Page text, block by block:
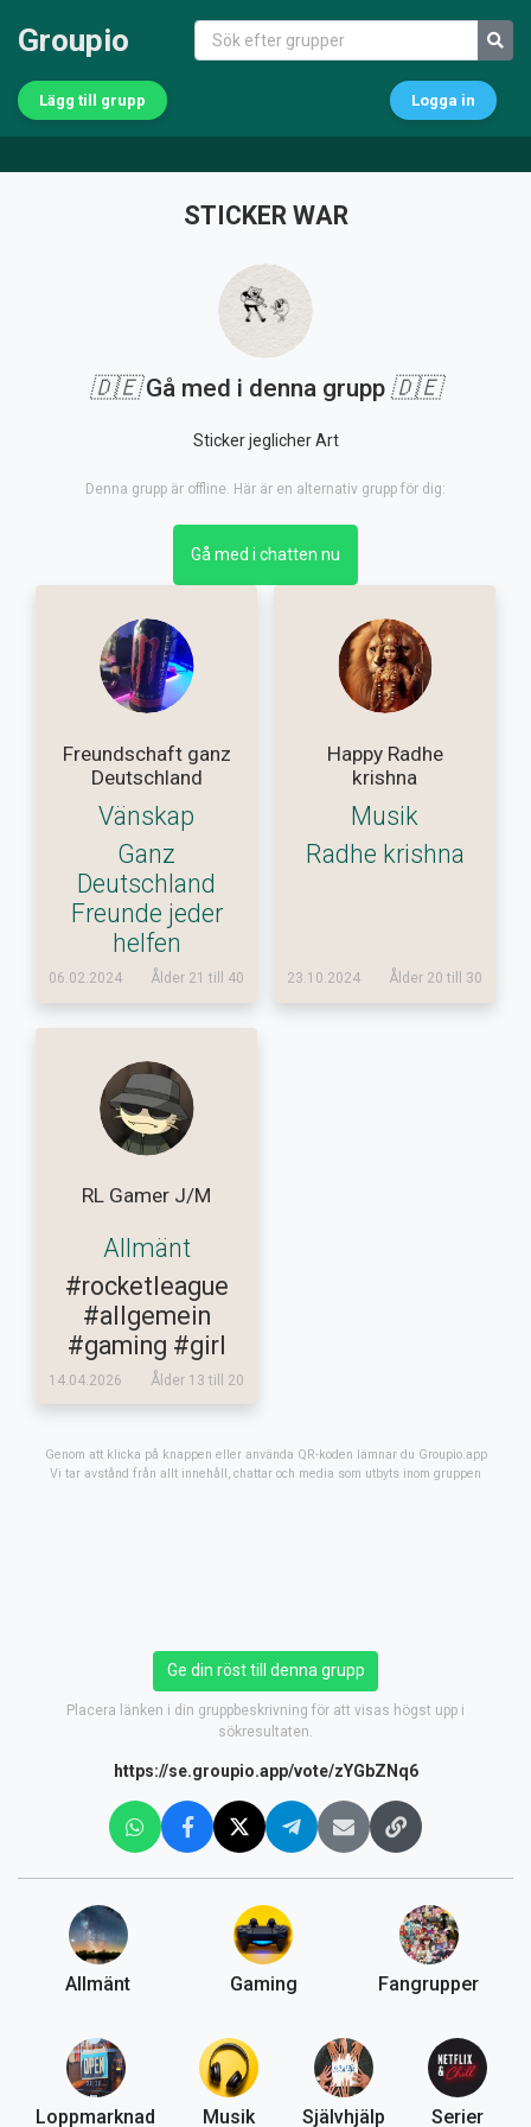
Groupio
Lägg till grupp Logga in
STICKER WAR
🇩🇪Gå med i denna grupp 🇩🇪
Sticker jeglicher Art
Denna grupp är offline. Här är en alternativ grupp för dig:
Gå med i chatten nu
Freundschaft ganz
Deutschland
Vänskap
Ganz
Deutschland
Freunde jeder
helfen
06.02.2024 Ålder 21 till 40
Happy Radhe
krishna
Musik
Radhe krishna
23.10.2024 Ålder 20 till 30
RL Gamer J/M
Allmänt
#rocketleague
#allgemein
#gaming #girl
14.04.2026 Ålder 13 till 20
Genom att klicka på knappen eller använda QR-koden lämnar du Groupio.app
Vi tar avstånd från allt innehåll, chattar och media som utbyts inom gruppen
Ge din röst till denna grupp
Placera länken i din gruppbeskrivning för att visas högst upp i
sökresultaten.
https://se.groupio.app/vote/zYGbZNq6
Allmänt Gaming Fangrupper
Loppmarknad Musik Självhjälp Serier